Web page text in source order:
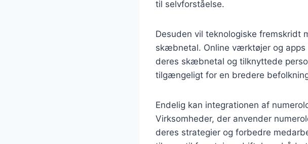
til selvforståelse.
Desuden vil teknologiske fremskridt
skæbnetal. Online værktøjer og
deres skæbnetal og tilknyttede
tilgængeligt for en bredere
Endelig kan integrationen af
Virksomheder, der anvender
deres strategier og forbedre